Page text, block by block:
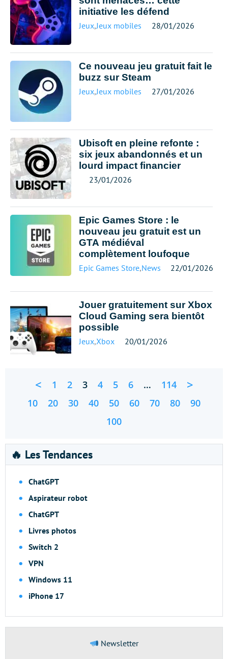
initiative les défend
Jeux,Jeux mobiles 28/01/2026
Ce nouveau jeu gratuit fait le
buzz sur Steam
Jeux,Jeux mobiles 27/01/2026
Ubisoft en pleine refonte :
six jeux abandonnés et un
lourd impact financier
23/01/2026
Epic Games Store : le
nouveau jeu gratuit est un
GTA médiéval
complètement loufoque
Epic Games Store,News 22/01/2026
Jouer gratuitement sur Xbox
Cloud Gaming sera bientôt
possible
Jeux,Xbox 20/01/2026
< 1 2 3 4 5 6 … 114 >
10 20 30 40 50 60 70 80
90
100
🔥 Les Tendances
ChatGPT
Aspirateur robot
ChatGPT
Livres photos
Switch 2
VPN
Windows 11
iPhone 17
Newsletter